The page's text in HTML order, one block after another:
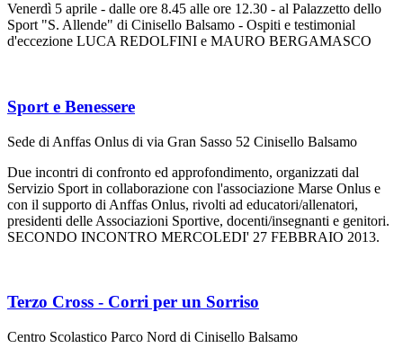
Venerdì 5 aprile - dalle ore 8.45 alle ore 12.30 - al Palazzetto dello
Sport "S. Allende" di Cinisello Balsamo - Ospiti e testimonial
d'eccezione LUCA REDOLFINI e MAURO BERGAMASCO
Sport e Benessere
Sede di Anffas Onlus di via Gran Sasso 52 Cinisello Balsamo
Due incontri di confronto ed approfondimento, organizzati dal
Servizio Sport in collaborazione con l'associazione Marse Onlus e
con il supporto di Anffas Onlus, rivolti ad educatori/allenatori,
presidenti delle Associazioni Sportive, docenti/insegnanti e genitori.
SECONDO INCONTRO MERCOLEDI' 27 FEBBRAIO 2013.
Terzo Cross - Corri per un Sorriso
Centro Scolastico Parco Nord di Cinisello Balsamo